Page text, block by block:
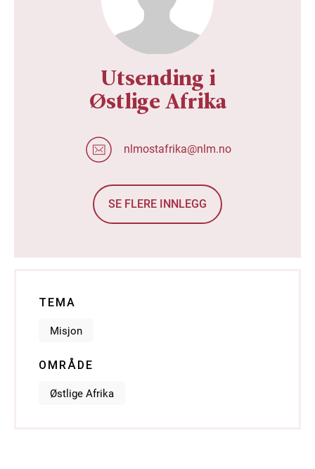
Utsending i
Østlige Afrika
nlmostafrika@nlm.no
SE FLERE INNLEGG
TEMA
Misjon
OMRÅDE
Østlige Afrika